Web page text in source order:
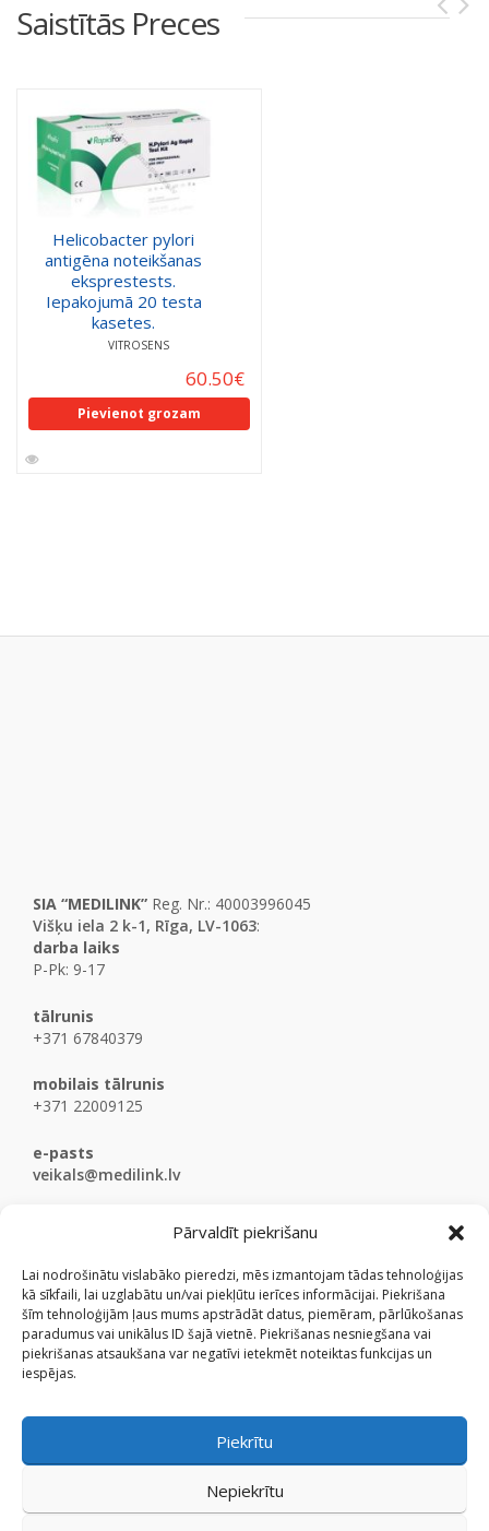
Pārvaldīt piekrišanu
Lai nodrošinātu vislabāko pieredzi, mēs izmantojam tādas tehnoloģijas
kā sīkfaili, lai uzglabātu un/vai piekļūtu ierīces informācijai. Piekrišana
šīm tehnoloģijām ļaus mums apstrādāt datus, piemēram, pārlūkošanas
paradumus vai unikālus ID šajā vietnē. Piekrišanas nesniegšana vai
piekrišanas atsaukšana var negatīvi ietekmēt noteiktas funkcijas un
iespējas.
Piekrītu
Nepiekrītu
Saistītās Preces
Helicobacter pylori
antigēna noteikšanas
eksprestests.
Iepakojumā 20 testa
kasetes.
VITROSENS
60.50€
Pievienot grozam
SIA “MEDILINK” Reg. Nr.: 40003996045
Višķu iela 2 k-1, Rīga, LV-1063:
darba laiks
P-Pk: 9-17
tālrunis
+371 67840379
mobilais tālrunis
+371 22009125
e-pasts
veikals@medilink.lv